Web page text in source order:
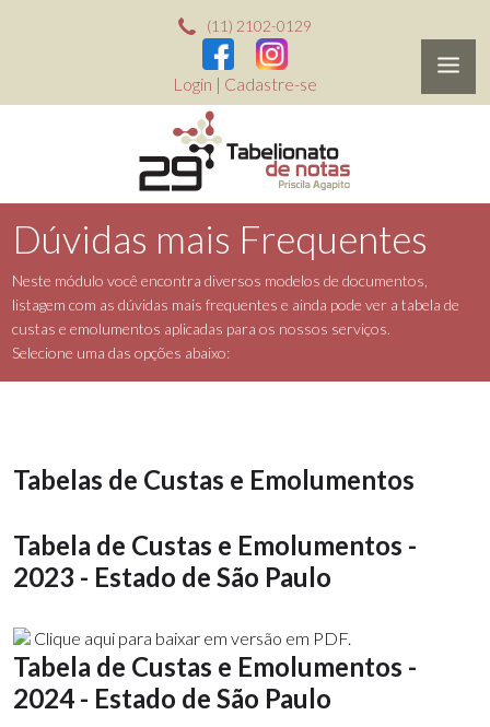
(11) 2102-0129
Login | Cadastre-se
Dúvidas mais Frequentes
Neste módulo você encontra diversos modelos de documentos,
listagem com as dúvidas mais frequentes e ainda pode ver a tabela de
custas e emolumentos aplicadas para os nossos serviços.
Selecione uma das opções abaixo:
Tabelas de Custas e Emolumentos
Tabela de Custas e Emolumentos -
2023 - Estado de São Paulo
Clique aqui para baixar em versão em PDF.
Tabela de Custas e Emolumentos -
2024 - Estado de São Paulo